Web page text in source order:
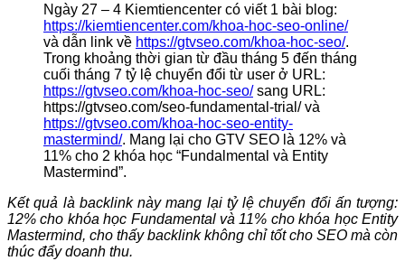
Ngày 27 – 4 Kiemtiencenter có viết 1 bài blog:
https://kiemtiencenter.com/khoa-hoc-seo-online/
và dẫn link về https://gtvseo.com/khoa-hoc-seo/.
Trong khoảng thời gian từ đầu tháng 5 đến tháng
cuối tháng 7 tỷ lệ chuyển đổi từ user ở URL:
https://gtvseo.com/khoa-hoc-seo/sang URL:
https://gtvseo.com/seo-fundamental-trial/ và
https://gtvseo.com/khoa-hoc-seo-entity-
mastermind/. Mang lại cho GTV SEO là 12% và
11% cho 2 khóa học “Fundalmental và Entity
Mastermind”.
Kết quả là backlink này mang lại tỷ lệ chuyển đổi ấn tượng:
12% cho khóa học Fundamental và 11% cho khóa học Entity
Mastermind, cho thấy backlink không chỉ tốt cho SEO mà còn
thúc đẩy doanh thu.